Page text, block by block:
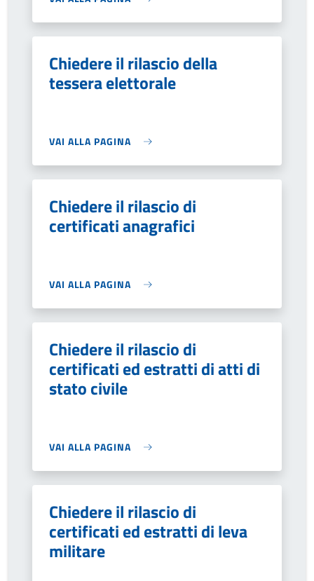
Chiedere il rilascio della
tessera elettorale
VAI ALLA PAGINA
Chiedere il rilascio di
certificati anagrafici
VAI ALLA PAGINA
Chiedere il rilascio di
certificati ed estratti di atti di
stato civile
VAI ALLA PAGINA
Chiedere il rilascio di
certificati ed estratti di leva
militare